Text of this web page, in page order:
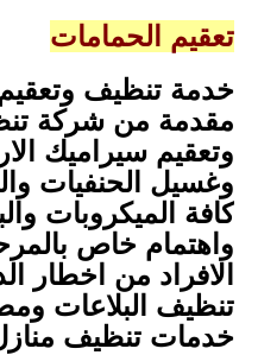
تعقيم الحمامات
خدمة تنظيف
مقدمة من شركة
وتعقيم سيراميك
وغسيل الحنفيات
كافة الميكروبات
واهتمام خاص
الافراد من اخطار
تنظيف البلاعات
خدمات تنظيف